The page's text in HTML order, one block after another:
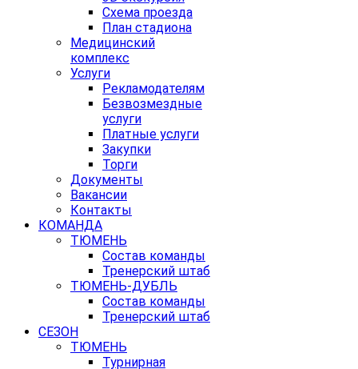
Схема проезда
План стадиона
Медицинский
комплекс
Услуги
Рекламодателям
Безвозмездные
услуги
Платные услуги
Закупки
Торги
Документы
Вакансии
Контакты
КОМАНДА
ТЮМЕНЬ
Состав команды
Тренерский штаб
ТЮМЕНЬ-ДУБЛЬ
Состав команды
Тренерский штаб
СЕЗОН
ТЮМЕНЬ
Турнирная